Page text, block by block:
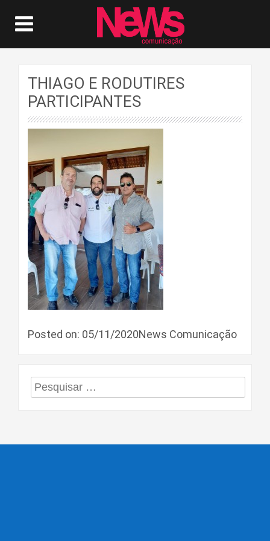
THIAGO E RODUTIRES
PARTICIPANTES
Posted on: 05/11/2020News Comunicação
Pesquisar
por: